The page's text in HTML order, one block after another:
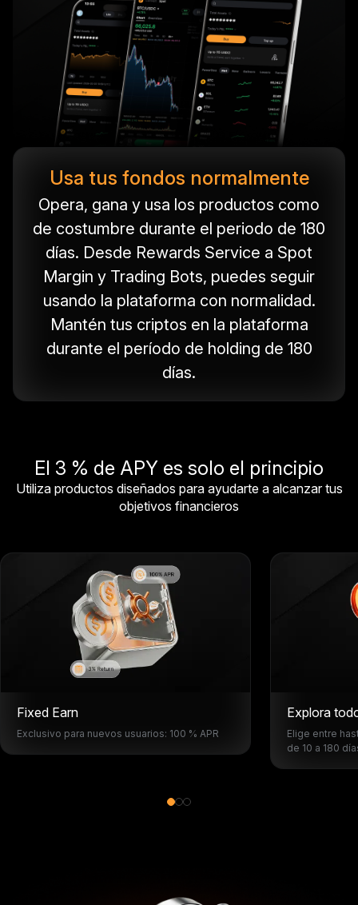
Usa tus fondos normalmente
Opera, gana y usa los productos como
de costumbre durante el periodo de 180
días. Desde Rewards Service a Spot
Margin y Trading Bots, puedes seguir
usando la plataforma con normalidad.
Mantén tus criptos en la plataforma
durante el período de holding de 180
días.
El 3 % de APY es solo el principio
Utiliza productos diseñados para ayudarte a alcanzar tus
objetivos financieros
Fixed Earn
Exclusivo para nuevos usuarios: 100 % APR
Explora
Elige entre
de 10 a 180